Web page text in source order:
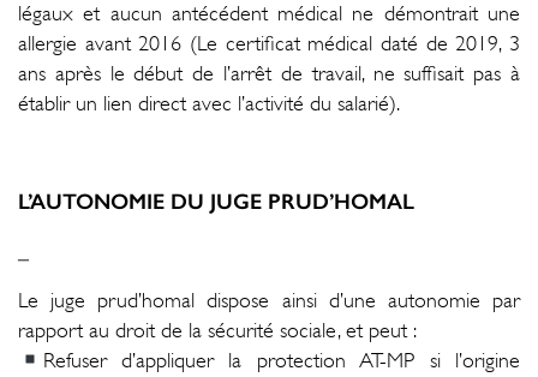
légaux et aucun antécédent médical ne démontrait une
allergie avant 2016 (Le certificat médical daté de 2019, 3
ans après le début de l’arrêt de travail, ne suffisait pas à
établir un lien direct avec l’activité du salarié).
L’AUTONOMIE DU JUGE PRUD’HOMAL
Le juge prud’homal dispose ainsi d’une autonomie par
rapport au droit de la sécurité sociale, et peut :
Refuser d’appliquer la protection AT-MP si l’origine